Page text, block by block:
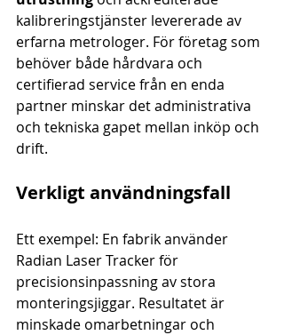
kalibreringstjänster levererade av
erfarna metrologer. För företag som
behöver både hårdvara och
certifierad service från en enda
partner minskar det administrativa
och tekniska gapet mellan inköp och
drift.
Verkligt användningsfall
Ett exempel: En fabrik använder
Radian Laser Tracker för
precisionsinpassning av stora
monteringsjiggar. Resultatet är
minskade omarbetningar och